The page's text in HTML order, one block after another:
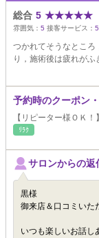
総合 5 ★★★★★
雰囲気： 5 接客サービス： 5
つかれてそうなところ
り，施術後は疲れがふ
予約時のクーポン
【リピーター様ＯＫ
ﾘﾗｸ
サロンからの返
黒様
御来店＆口コミいた
いつも楽しいお話し